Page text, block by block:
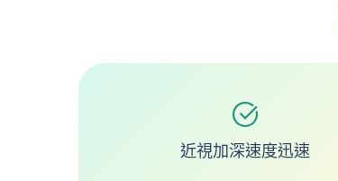
近視加深速度迅速